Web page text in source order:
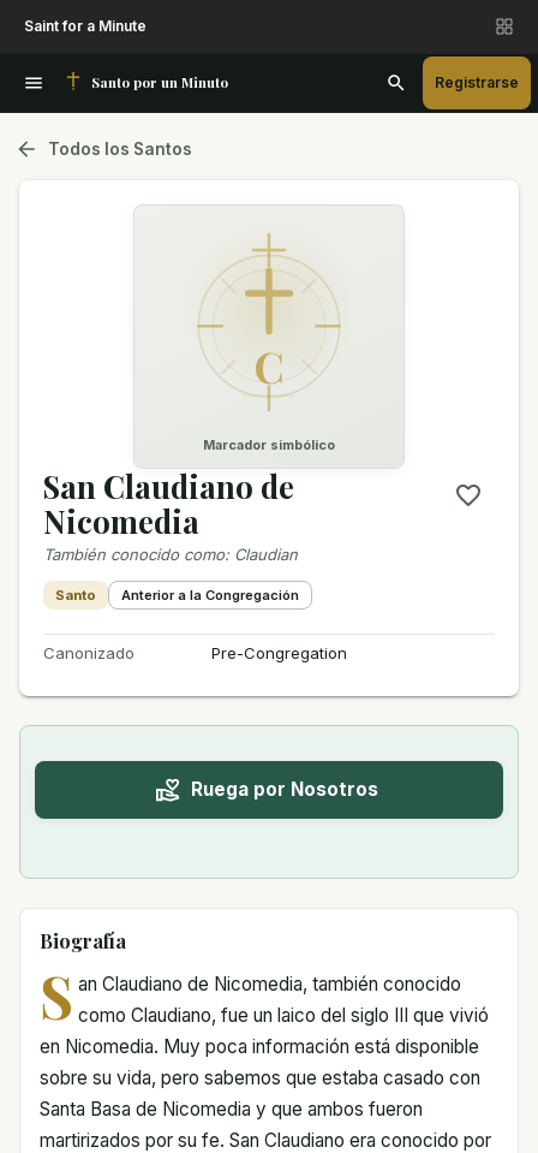
Saint for a Minute
Santo por un Minuto Registrarse
Todos los Santos
C
Marcador simbólico
San Claudiano de
Nicomedia
También conocido como: Claudian
Santo Anterior a la Congregación
Canonizado Pre-Congregation
Ruega por Nosotros
Biografía
S an Claudiano de Nicomedia, también conocido
como Claudiano, fue un laico del siglo III que vivió
en Nicomedia. Muy poca información está disponible
sobre su vida, pero sabemos que estaba casado con
Santa Basa de Nicomedia y que ambos fueron
martirizados por su fe. San Claudiano era conocido por